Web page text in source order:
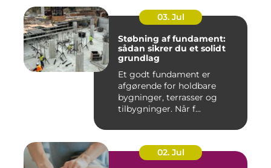
03. Jul
Støbning af fundament:
sådan sikrer du et solidt
grundlag
Et godt fundament er
afgørende for holdbare
bygninger, terrasser og
tilbygninger. Når f...
02. Jul